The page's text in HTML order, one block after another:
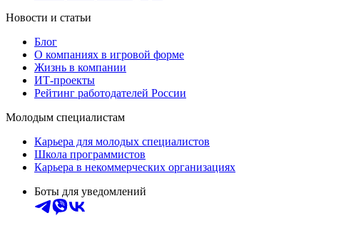
Новости и статьи
Блог
О компаниях в игровой форме
Жизнь в компании
ИТ-проекты
Рейтинг работодателей России
Молодым специалистам
Карьера для молодых специалистов
Школа программистов
Карьера в некоммерческих организациях
Боты для уведомлений